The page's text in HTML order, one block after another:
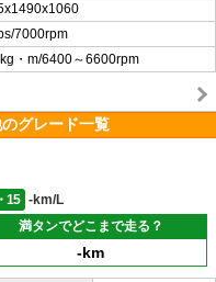
7000rpm
・m/6400～6600rpm
グレード一覧
15
-km/L
満タンでどこまで走る？
-km